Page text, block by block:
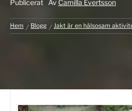
Publicerat Av Camilla Evertsson
Hem Blogg Jakt är en hälsosam